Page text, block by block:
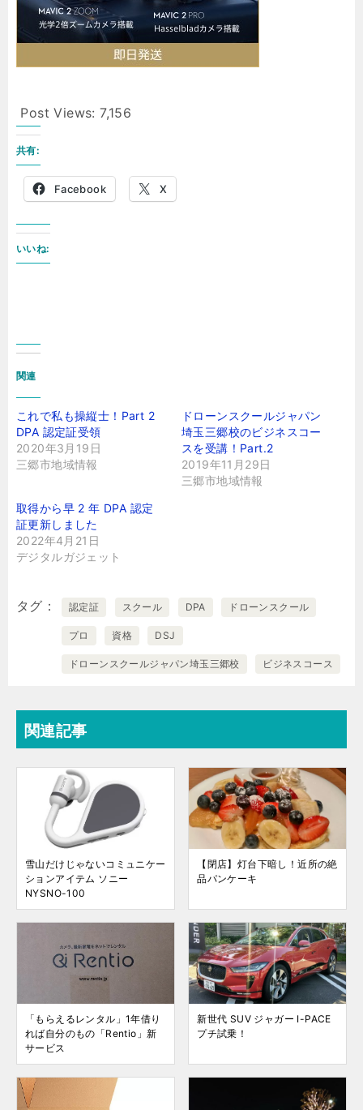
Post Views: 7,156
共有:
Facebook X
いいね:
関連
これで私も操縦士！Part 2
DPA 認定証受領
2020年3月19日
三郷市地域情報
ドローンスクールジャパン
埼玉三郷校のビジネスコー
スを受講！Part.2
2019年11月29日
三郷市地域情報
取得から早 2 年 DPA 認定
証更新しました
2022年4月21日
デジタルガジェット
タグ 認定証 スクール DPA ドローンスクール
プロ 資格 DSJ
ドローンスクールジャパン埼玉三郷校 ビジネスコース
関連記事
雪山だけじゃないコミュニケー
ションアイテム ソニー
NYSNO-100
【閉店】灯台下暗し！近所の絶
品パンケーキ
「もらえるレンタル」1年借り
れば自分のもの「Rentio」新
サービス
新世代 SUV ジャガー I-PACE
プチ試乗！